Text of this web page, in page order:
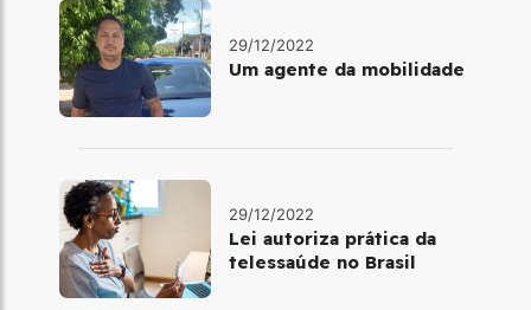
29/12/2022
Um agente da mobilidade
29/12/2022
Lei autoriza prática da
telessaúde no Brasil